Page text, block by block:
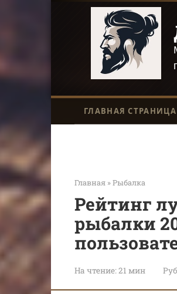
ГЛАВНАЯ СТРАНИЦА
Главная »Рыбалка
Рейтинг
рыбалки
На чтение:21 мин